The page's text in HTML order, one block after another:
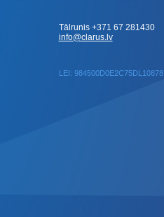
LEI: 984500D0E2C75DL10878
Tālrunis +371 67 281430
info@clarus.lv